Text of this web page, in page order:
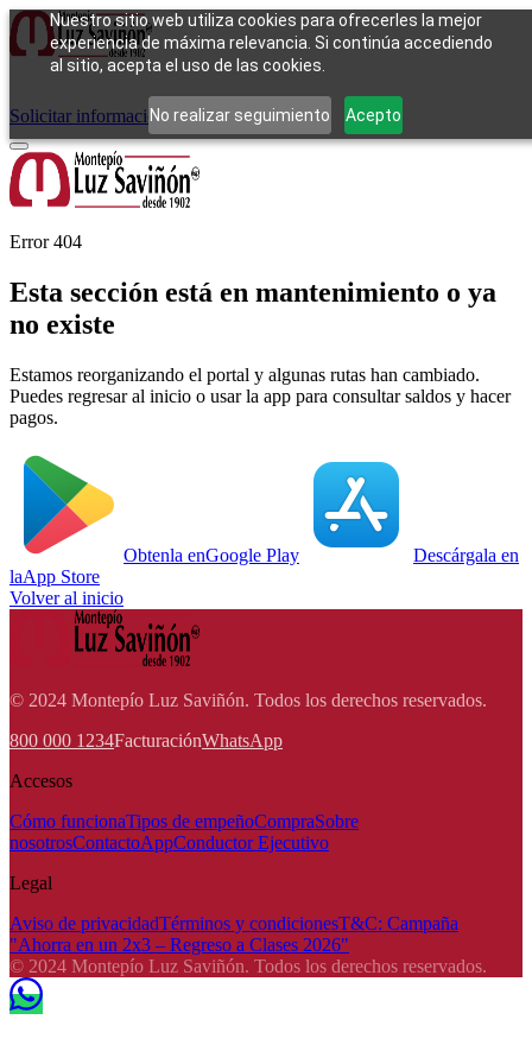
Nuestro sitio web utiliza cookies para ofrecerles la mejor
experiencia de máxima relevancia. Si continúa accediendo
al sitio, acepta el uso de las cookies.
No realizar seguimiento Acepto
Cómo funcionaTipos de empeñoCompraContacto
Solicitar información Iniciar sesión
Error 404
Esta sección está en mantenimiento o ya
no existe
Estamos reorganizando el portal y algunas rutas han cambiado.
Puedes regresar al inicio o usar la app para consultar saldos y hacer
pagos.
Obtenla enGoogle Play
Descárgala en
laApp Store
Volver al inicio
© 2024 Montepío Luz Saviñón. Todos los derechos reservados.
800 000 1234FacturaciónWhatsApp
Accesos
Cómo funcionaTipos de empeñoCompraSobre
nosotrosContactoAppConductor Ejecutivo
Legal
Aviso de privacidadTérminos y condicionesT&C: Campaña
"Ahorra en un 2x3 – Regreso a Clases 2026"
© 2024 Montepío Luz Saviñón. Todos los derechos reservados.